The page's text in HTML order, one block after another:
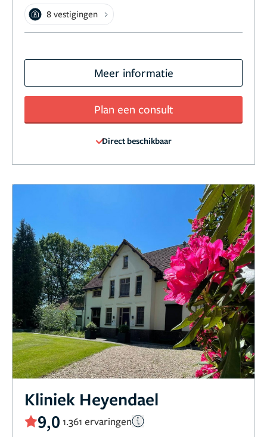
8 vestigingen
Meer informatie
Plan een consult
Direct beschikbaar
Kliniek Heyendael
9,0 1.361 ervaringen